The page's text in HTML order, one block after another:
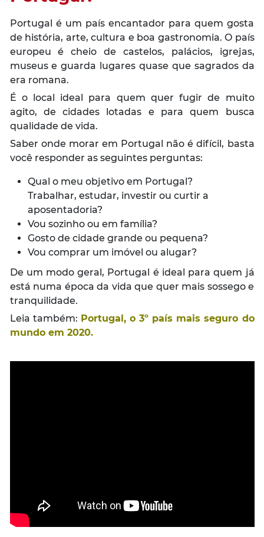
Portugal é um país encantador para quem gosta
de história, arte, cultura e boa gastronomia. O país
europeu é cheio de castelos, palácios, igrejas,
museus e guarda lugares quase que sagrados da
era romana.
É o local ideal para quem quer fugir de muito
agito, de cidades lotadas e para quem busca
qualidade de vida.
Saber onde morar em Portugal não é difícil, basta
você responder as seguintes perguntas:
Qual o meu objetivo em Portugal?
Trabalhar, estudar, investir ou curtir a
aposentadoria?
Vou sozinho ou em família?
Gosto de cidade grande ou pequena?
Vou comprar um imóvel ou alugar?
De um modo geral, Portugal é ideal para quem já
está numa época da vida que quer mais sossego e
tranquilidade.
Leia também: Portugal, o 3º país mais seguro do
mundo em 2020.